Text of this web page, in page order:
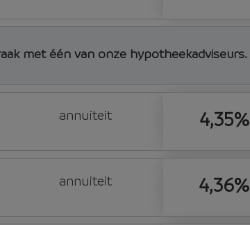
met één van onze hypotheekadviseurs.
annuiteit 4,35%
annuiteit 4,36%